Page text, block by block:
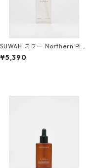
SUWAH スワー Northern Pla
cen Lotion
¥5,390